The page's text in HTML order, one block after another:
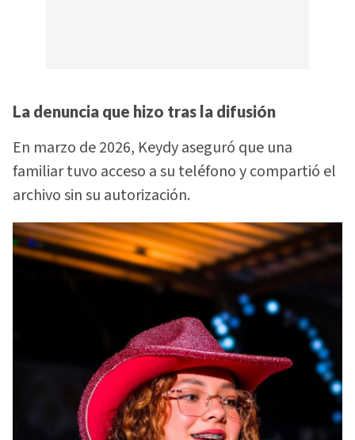
La denuncia que hizo tras la difusión
En marzo de 2026, Keydy aseguró que una
familiar tuvo acceso a su teléfono y compartió el
archivo sin su autorización.